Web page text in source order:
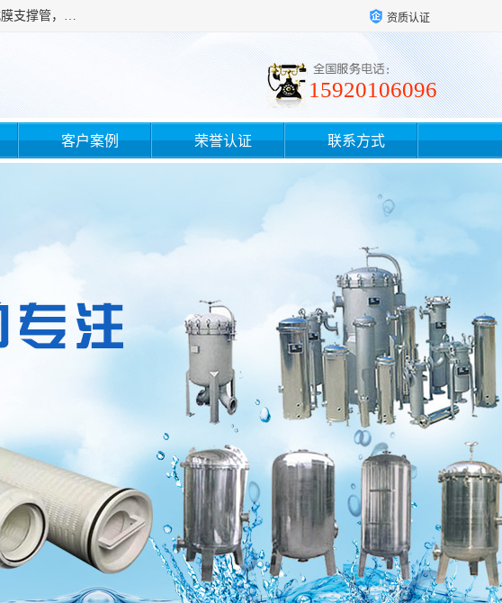
广州滤源过滤器材有限公司主营经营产品有：PTFE烧结滤芯、PE滤芯，烧结滤芯，PE烧结滤芯，PA烧结滤芯，管式膜支撑管，真空上料机滤芯，粉末烧结滤芯，止溢滤芯，吸头滤芯，湿化瓶滤芯、不锈钢烧结滤芯等。公司现拥有一批精干的管理人员和一支高素质的技术队伍，舒适优雅的办公环境和拥有全新现代化标准厂房。 资质认证
15920106096
客户案例 荣誉认证 联系方式